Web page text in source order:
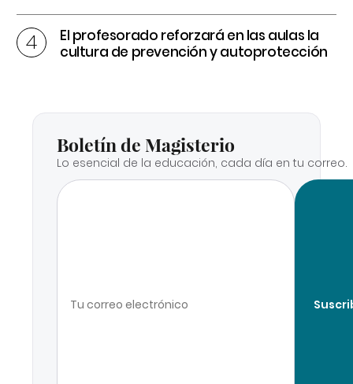
El profesorado reforzará en las aulas la
cultura de prevención y autoprotección
Boletín de Magisterio
Lo esencial de la educación, cada día en tu correo.